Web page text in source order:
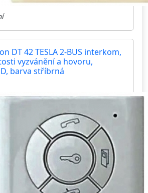
DT 42 TESLA 2-BUS interkom,
vyzvánění a hovoru,
barva stříbrná